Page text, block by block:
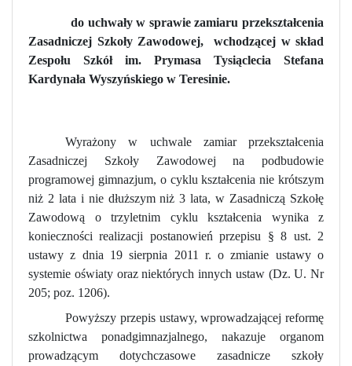
do uchwały w sprawie zamiaru przekształcenia
Zasadniczej Szkoły Zawodowej,
wchodzącej w skład
Zespołu Szkół im. Prymasa Tysiąclecia Stefana
Kardynała Wyszyńskiego w Teresinie.
Wyrażony w uchwale zamiar przekształcenia
Zasadniczej Szkoły Zawodowej na podbudowie
programowej gimnazjum, o cyklu kształcenia nie krótszym
niż 2 lata i nie dłuższym niż 3 lata, w Zasadniczą Szkołę
Zawodową o trzyletnim cyklu kształcenia wynika z
konieczności realizacji postanowień przepisu § 8 ust. 2
ustawy z dnia 19 sierpnia 2011 r. o zmianie ustawy o
systemie oświaty oraz niektórych innych ustaw (Dz. U. Nr
205; poz. 1206).
Powyższy przepis ustawy, wprowadzającej reformę
szkolnictwa ponadgimnazjalnego, nakazuje organom
prowadzącym dotychczasowe zasadnicze szkoły